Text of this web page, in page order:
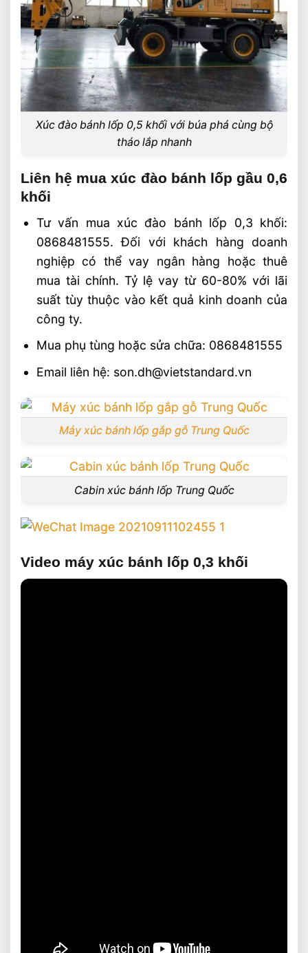
Xúc đào bánh lốp 0,5 khối với búa phá cùng bộ
tháo lắp nhanh
Liên hệ mua xúc đào bánh lốp gầu 0,6
khối
Tư vấn mua xúc đào bánh lốp 0,3 khối:
0868481555. Đối với khách hàng doanh
nghiệp có thể vay ngân hàng hoặc thuê
mua tài chính. Tỷ lệ vay từ 60-80% với lãi
suất tùy thuộc vào kết quả kinh doanh của
công ty.
Mua phụ tùng hoặc sửa chữa: 0868481555
Email liên hệ: son.dh@vietstandard.vn
Máy xúc bánh lốp gắp gỗ Trung Quốc
Cabin xúc bánh lốp Trung Quốc
Video máy xúc bánh lốp 0,3 khối